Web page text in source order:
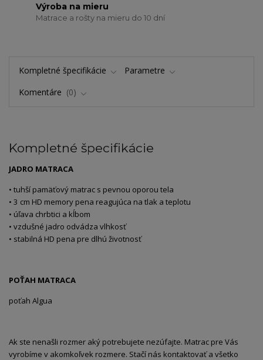
Výroba na mieru
Matrace a rošty na mieru do 10 dní
Kompletné špecifikácie
Parametre
Komentáre
0
Kompletné špecifikácie
JADRO MATRACA
• tuhší pamäťový matrac s pevnou oporou tela
• 3 cm HD memory pena reagujúca na tlak a teplotu
• úľava chrbtici a kĺbom
• vzdušné jadro odvádza vlhkosť
• stabilná HD pena pre dlhú životnosť
POŤAH MATRACA
poťah Algua
Ak ste nenašli rozmer aký potrebujete nezúfajte. Matrac pre Vás
vyrobíme v akomkoľvek rozmere. Stačí nás kontaktovať a všetko